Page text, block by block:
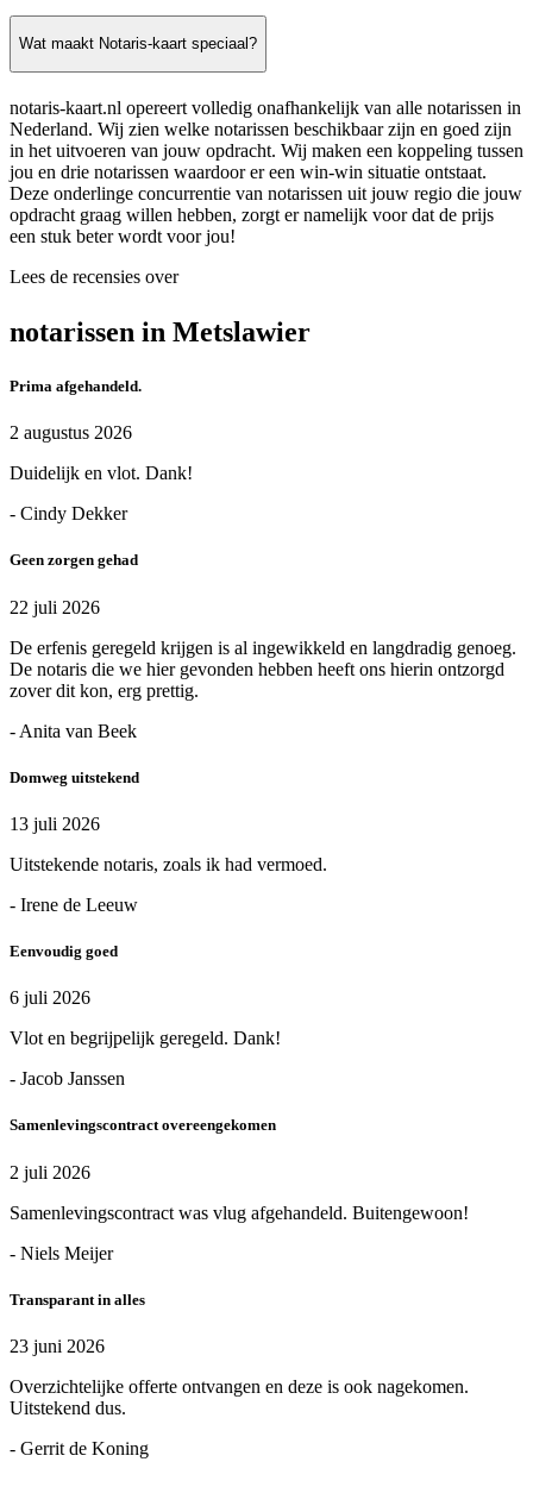
Wat maakt Notaris-kaart speciaal?
notaris-kaart.nl opereert volledig onafhankelijk van alle notarissen in
Nederland. Wij zien welke notarissen beschikbaar zijn en goed zijn
in het uitvoeren van jouw opdracht. Wij maken een koppeling tussen
jou en drie notarissen waardoor er een win-win situatie ontstaat.
Deze onderlinge concurrentie van notarissen uit jouw regio die jouw
opdracht graag willen hebben, zorgt er namelijk voor dat de prijs
een stuk beter wordt voor jou!
Lees de recensies over
notarissen in Metslawier
Prima afgehandeld.
2 augustus 2026
Duidelijk en vlot. Dank!
- Cindy Dekker
Geen zorgen gehad
22 juli 2026
De erfenis geregeld krijgen is al ingewikkeld en langdradig genoeg.
De notaris die we hier gevonden hebben heeft ons hierin ontzorgd
zover dit kon, erg prettig.
- Anita van Beek
Domweg uitstekend
13 juli 2026
Uitstekende notaris, zoals ik had vermoed.
- Irene de Leeuw
Eenvoudig goed
6 juli 2026
Vlot en begrijpelijk geregeld. Dank!
- Jacob Janssen
Samenlevingscontract overeengekomen
2 juli 2026
Samenlevingscontract was vlug afgehandeld. Buitengewoon!
- Niels Meijer
Transparant in alles
23 juni 2026
Overzichtelijke offerte ontvangen en deze is ook nagekomen.
Uitstekend dus.
- Gerrit de Koning